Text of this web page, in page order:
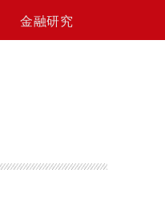
金融研究